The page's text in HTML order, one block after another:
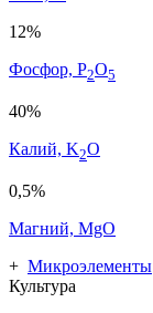
12%
Фосфор, P2O5
40%
Калий, K2O
0,5%
Магний, MgO
+ Микроэлементы
Культура